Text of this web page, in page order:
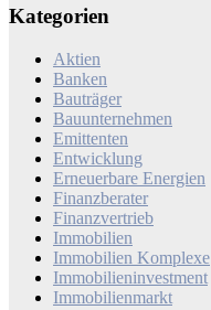
Kategorien
Aktien
Banken
Bauträger
Bauunternehmen
Emittenten
Entwicklung
Erneuerbare Energien
Finanzberater
Finanzvertrieb
Immobilien
Immobilien Komplexe
Immobilieninvestment
Immobilienmarkt